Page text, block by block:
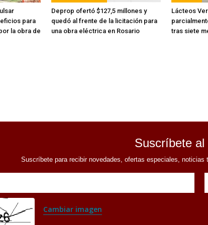
para
la obra de
Deprop ofertó $127,5 millones y
quedó al frente de la licitación para
una obra eléctrica en Rosario
Lácteos
tras siete
Suscríbete
Suscríbete para recibir novedades, ofertas especiales,
Cambiar imagen